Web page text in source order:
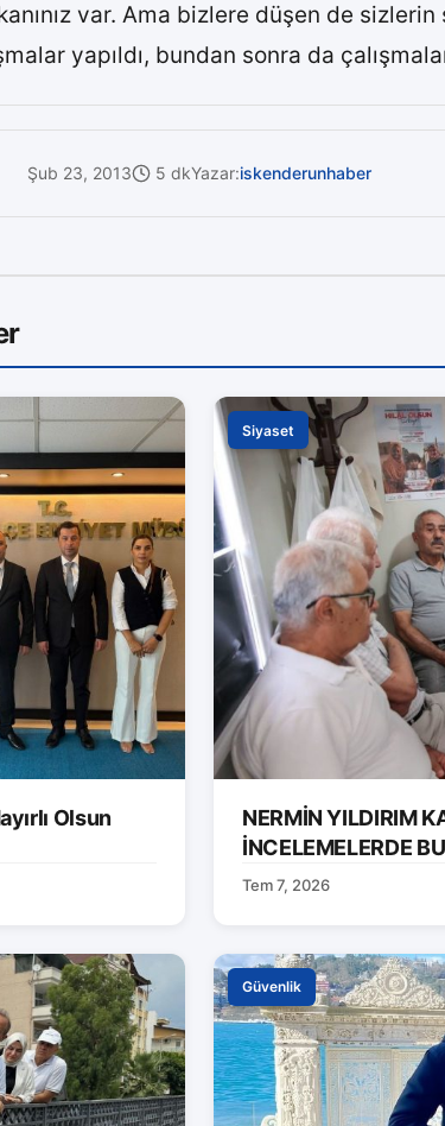
var. Ama bizlere düşen de sizlerin
yapıldı, bundan sonra da
Şub 23, 2013 5 dkYazar:iskenderunhaber
Olsun
Siyaset
NERMİN YILDIRIM
İNCELEMELERDE
Tem 7, 2026
Güvenlik